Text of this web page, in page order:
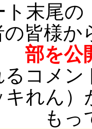
ト末尾の
の皆様か
部を公
コメン
キれん
もっ